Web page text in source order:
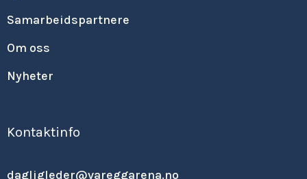
Samarbeidspartnere
Om oss
Nyheter
Kontaktinfo
dagligleder@vareggarena.no